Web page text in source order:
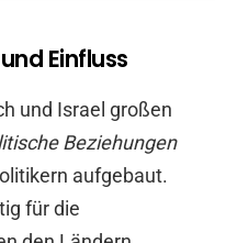
Einfluss
und Israel großen
Beziehungen
aufgebaut.
für die